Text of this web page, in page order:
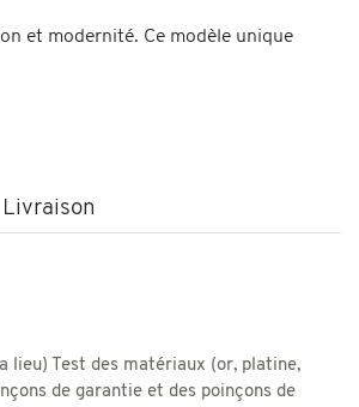
et modernité. Ce modèle unique
Livraison
lieu) Test des matériaux (or, platine,
de garantie et des poinçons de